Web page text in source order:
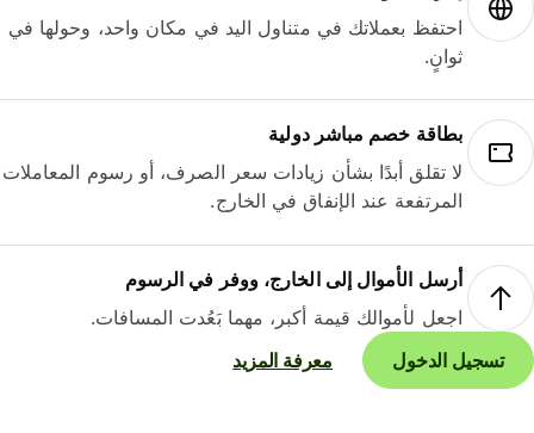
احتفظ بعملاتك في متناول اليد في مكان واحد، وحولها في
ثوانٍ.
بطاقة خصم مباشر دولية
لا تقلق أبدًا بشأن زيادات سعر الصرف، أو رسوم المعاملات
المرتفعة عند الإنفاق في الخارج.
أرسل الأموال إلى الخارج، ووفر في الرسوم
اجعل لأموالك قيمة أكبر، مهما بَعُدت المسافات.
تسجيل الدخول
معرفة المزيد